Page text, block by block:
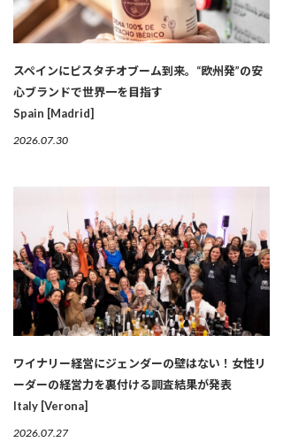
スペインにピスタチオブーム到来。“欧州発”の安
心ブランドで世界一を目指す
Spain [Madrid]
2026.07.30
ワイナリー経営にジェンダーの壁はない！女性リ
ーダーの経営力を裏付ける調査結果が発表
Italy [Verona]
2026.07.27